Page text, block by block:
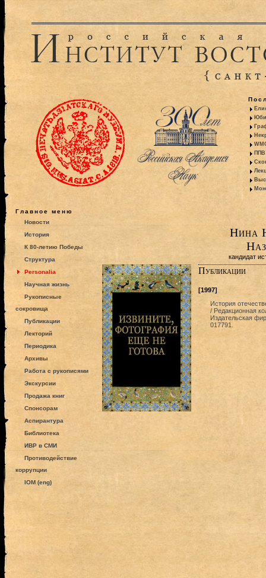
ППВ
Главное меню
Новости
История
К 80-летию Победы
Структура
Personalia
Научная жизнь
Рукописные
сокровища
Публикации
Лекторий
Периодика
Архивы
Работа с рукописями
Экскурсии
Продажа книг
Спонсорам
Аспирантура
Библиотека
ИВР в СМИ
Противодействие
коррупции
IOM (eng)
Нина
кандидат
Публикации
[1997]
История
/ Редакционная
Издательская
017791.